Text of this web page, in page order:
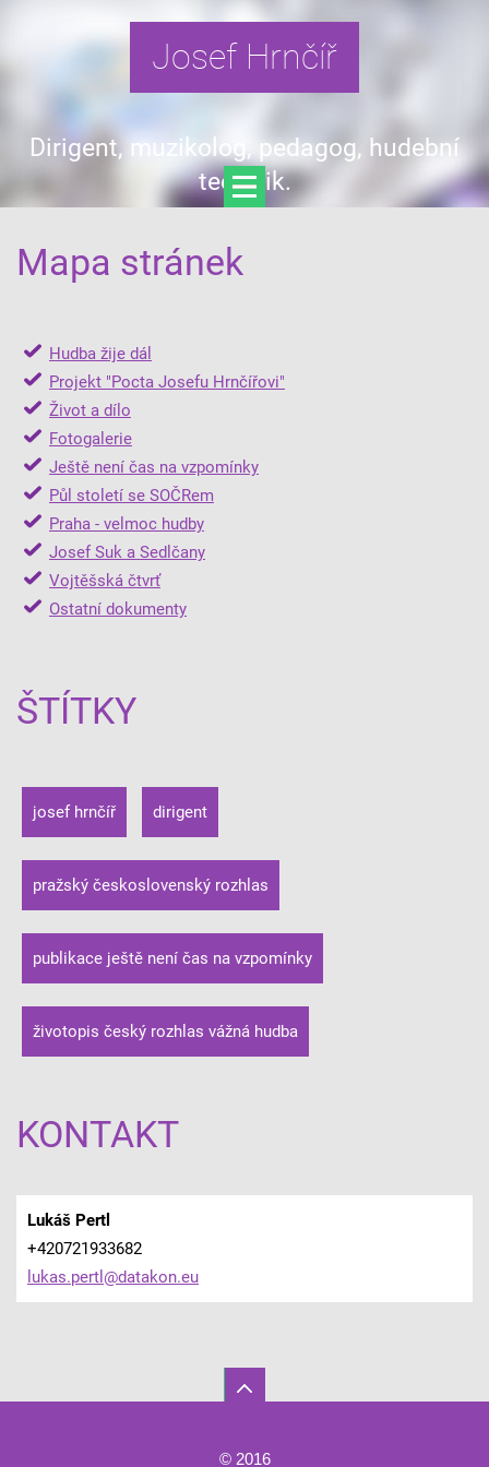
Josef Hrnčíř
Dirigent, muzikolog, pedagog, hudební
teoretik.
Mapa stránek
Hudba žije dál
Projekt "Pocta Josefu Hrnčířovi"
Život a dílo
Fotogalerie
Ještě není čas na vzpomínky
Půl století se SOČRem
Praha - velmoc hudby
Josef Suk a Sedlčany
Vojtěšská čtvrť
Ostatní dokumenty
ŠTÍTKY
josef hrnčíř dirigent
pražský československý rozhlas
publikace ještě není čas na vzpomínky
životopis český rozhlas vážná hudba
KONTAKT
Lukáš Pertl
+420721933682
lukas.pertl@datakon.eu
© 2016